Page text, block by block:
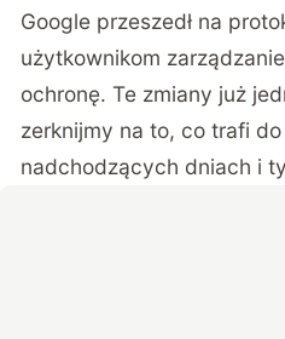
Google przeszedł na
użytkownikom
ochronę. Te zmiany już
zerknijmy na to, co trafi
nadchodzących dniach i